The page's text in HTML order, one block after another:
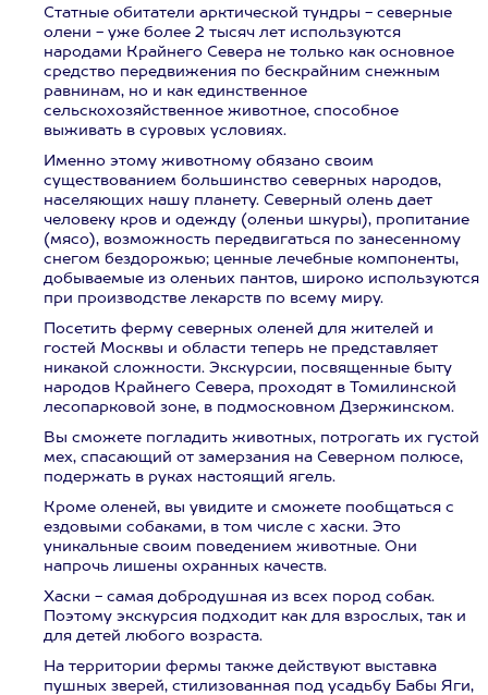
Статные обитатели арктической тундры - северные
олени - уже более 2 тысяч лет используются
народами Крайнего Севера не только как основное
средство передвижения по бескрайним снежным
равнинам, но и как единственное
сельскохозяйственное животное, способное
выживать в суровых условиях.
Именно этому животному обязано своим
существованием большинство северных народов,
населяющих нашу планету. Северный олень дает
человеку кров и одежду (оленьи шкуры), пропитание
(мясо), возможность передвигаться по занесенному
снегом бездорожью; ценные лечебные компоненты,
добываемые из оленьих пантов, широко используются
при производстве лекарств по всему миру.
Посетить ферму северных оленей для жителей и
гостей Москвы и области теперь не представляет
никакой сложности. Экскурсии, посвященные быту
народов Крайнего Севера, проходят в Томилинской
лесопарковой зоне, в подмосковном Дзержинском.
Вы сможете погладить животных, потрогать их густой
мех, спасающий от замерзания на Северном полюсе,
подержать в руках настоящий ягель.
Кроме оленей, вы увидите и сможете пообщаться с
ездовыми собаками, в том числе с хаски. Это
уникальные своим поведением животные. Они
напрочь лишены охранных качеств.
Хаски - самая добродушная из всех пород собак.
Поэтому экскурсия подходит как для взрослых, так и
для детей любого возраста.
На территории фермы также действуют выставка
пушных зверей, стилизованная под усадьбу Бабы Яги,